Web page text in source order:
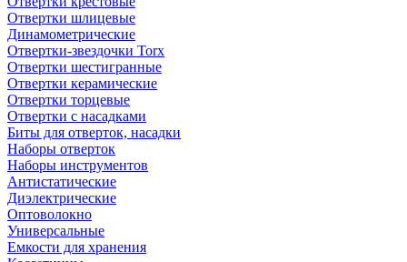
Отвертки шлицевые
Динамометрические
Отвертки-звездочки Torx
Отвертки шестигранные
Отвертки керамические
Отвертки торцевые
Отвертки с насадками
Биты для отверток, насадки
Наборы отверток
Наборы инструментов
Антистатические
Диэлектрические
Оптоволокно
Универсальные
Емкости для хранения